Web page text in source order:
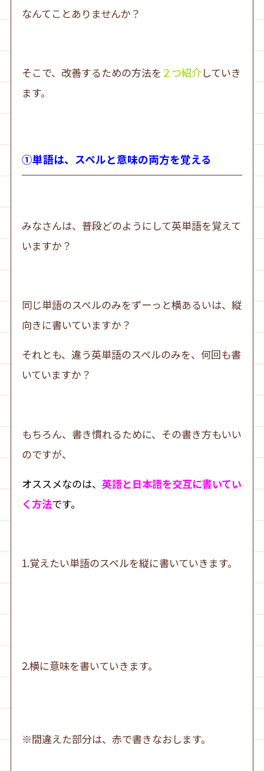
なんてことありませんか？
そこで、改善するための方法を ２つ紹介していき
ます。
①単語は、スペルと意味の両方を覚える
みなさんは、普段どのようにして英単語を覚えて
いますか？
同じ単語のスペルのみをずーっと横あるいは、縦
向きに書いていますか？
それとも、違う英単語のスペルのみを、何回も書
いていますか？
もちろん、書き慣れるために、その書き方もいい
のですが、
オススメなのは、 英語と日本語を交互に書いてい
く方法です。
1.覚えたい単語のスペルを縦に書いていきます。
2.横に意味を書いていきます。
※間違えた部分は、赤で書きなおします。